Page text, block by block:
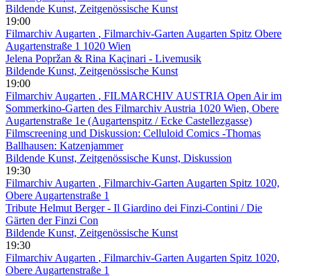
Bildende Kunst, Zeitgenössische Kunst
19:00
Filmarchiv Augarten , Filmarchiv-Garten Augarten Spitz Obere
Augartenstraße 1 1020 Wien
Jelena Popržan & Rina Kaçinari - Livemusik
Bildende Kunst, Zeitgenössische Kunst
19:00
Filmarchiv Augarten , FILMARCHIV AUSTRIA Open Air im
Sommerkino-Garten des Filmarchiv Austria 1020 Wien, Obere
Augartenstraße 1e (Augartenspitz / Ecke Castellezgasse)
Filmscreening und Diskussion: Celluloid Comics -Thomas
Ballhausen: Katzenjammer
Bildende Kunst, Zeitgenössische Kunst, Diskussion
19:30
Filmarchiv Augarten , Filmarchiv-Garten Augarten Spitz 1020,
Obere Augartenstraße 1
Tribute Helmut Berger - Il Giardino dei Finzi-Contini / Die
Gärten der Finzi Con
Bildende Kunst, Zeitgenössische Kunst
19:30
Filmarchiv Augarten , Filmarchiv-Garten Augarten Spitz 1020,
Obere Augartenstraße 1